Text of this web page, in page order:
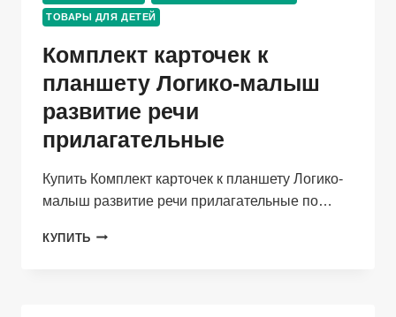
250
Д/
ТОВАРЫ ДЛЯ ДЕТЕЙ
Комплект карточек к
планшету Логико-малыш
развитие речи
прилагательные
Купить Комплект карточек к планшету Логико-
малыш развитие речи прилагательные по…
КУПИТЬ КОМПЛЕКТ